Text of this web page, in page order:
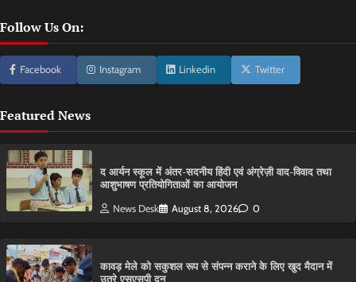
Follow Us On:
Facebook Instagram Linkedin Twitter
Featured News
द आर्यन स्कूल में अंतर-सदनीय हिंदी एवं अंग्रेज़ी वाद-विवाद तथा
आशुभाषण प्रतियोगिताओं का आयोजन
News Desk August 8, 2026 0
कावड़ मेले को सकुशल रूप से संपन्न कराने के लिए खुद मैदान में